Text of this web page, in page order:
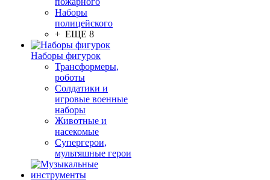
Наборы
полицейского
+ ЕЩЕ 8
Наборы фигурок
Трансформеры,
роботы
Солдатики и
игровые военные
наборы
Животные и
насекомые
Супергерои,
мультяшные герои